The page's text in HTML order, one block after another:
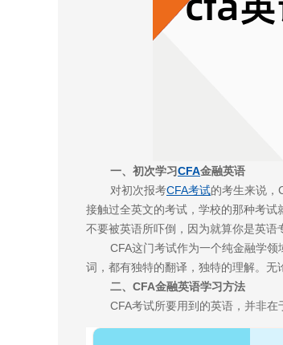
一、初次学习CFA金融英语
对初次报考CFA考试的考生来说，
接触过全英文的考试，学校的那种考试
不要被英语所吓倒，因为就算你是英语
CFA这门考试作为一个纯金融学
词，都有独特的翻译，独特的理解。无
二、CFA金融英语学习方法
CFA考试所要用到的英语，并非在